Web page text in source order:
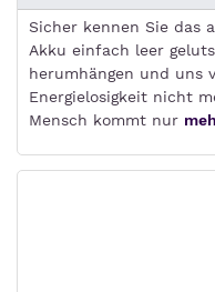
Sicher kennen Sie das
Akku einfach leer
herumhängen und uns
Energielosigkeit nicht
Mensch kommt nur